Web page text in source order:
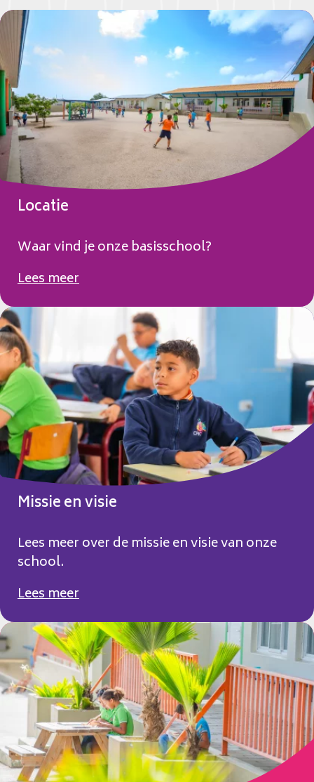
Locatie
Waar vind je onze basisschool?
Lees meer
Missie en visie
Lees meer over de missie en visie van onze
school.
Lees meer